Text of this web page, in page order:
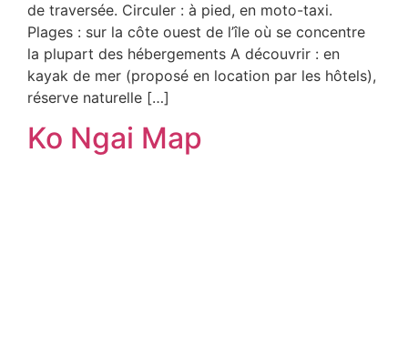
de traversée. Circuler : à pied, en moto-taxi.
Plages : sur la côte ouest de l’île où se concentre
la plupart des hébergements A découvrir : en
kayak de mer (proposé en location par les hôtels),
réserve naturelle […]
Ko Ngai Map